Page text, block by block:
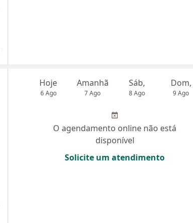
Hoje
6 Ago
Amanhã
7 Ago
Sáb,
8 Ago
Dom,
9 Ago
O agendamento online não está
disponível
Solicite um atendimento